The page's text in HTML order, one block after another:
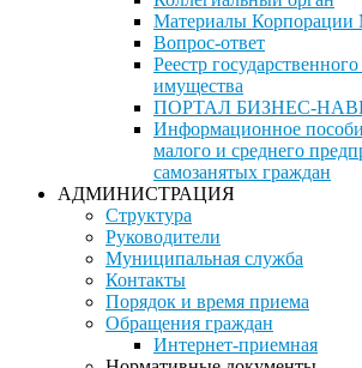
Материалы
Вопрос-ответ
Реестр
имущества
ПОРТАЛ БИЗНЕС-
Информационное
малого и среднего
самозанятых граждан
АДМИНИСТРАЦИЯ
Структура
Руководители
Муниципальная служба
Контакты
Порядок и время приема
Обращения граждан
Интернет-приемная